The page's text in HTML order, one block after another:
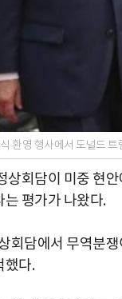
환영 행사에서 도널드
회담이 미중 현
평가가 나왔다.
담에서 무역분
했다.